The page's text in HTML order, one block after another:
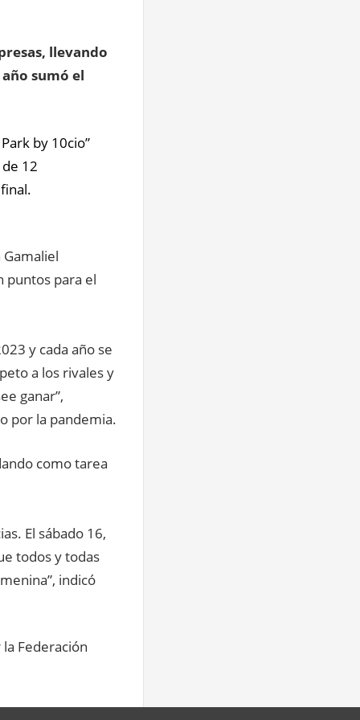
llevando
sumó el
by 10cio”
12
puntos para el
y cada año se
a los rivales y
ganar”,
por la pandemia.
como tarea
El sábado 16,
todos y todas
indicó
Federación